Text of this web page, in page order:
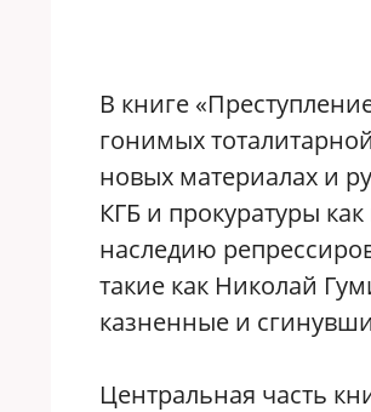
В книге
гонимых
новых материалах и
КГБ и прокуратуры
наследию
такие как Николай
казненные и
Центральная часть